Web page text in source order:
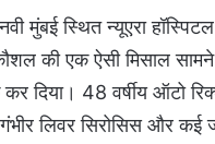
मुंबई स्थित न्यूएरा
की एक ऐसी मिसाल
कर दिया। 48 वर्षीय ऑटो
लिवर सिरोसिस और कई